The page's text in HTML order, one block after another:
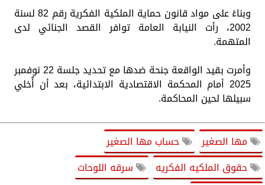
وبناءً على مواد قانون حماية الملكية الفكرية رقم 82 لسنة
2002، رأت النيابة العامة توافر القصد الجنائي لدى
المتهمة.
وأمرت بقيد الواقعة جنحة ضدها مع تحديد جلسة 22 نوفمبر
2025 أمام المحكمة الاقتصادية الابتدائية، بعد أن أُخلي
سبيلها لحين المحاكمة.
مها الصغير
حساب مها الصغير
حقوق الملكيه الفكريه
سرقه اللوحات